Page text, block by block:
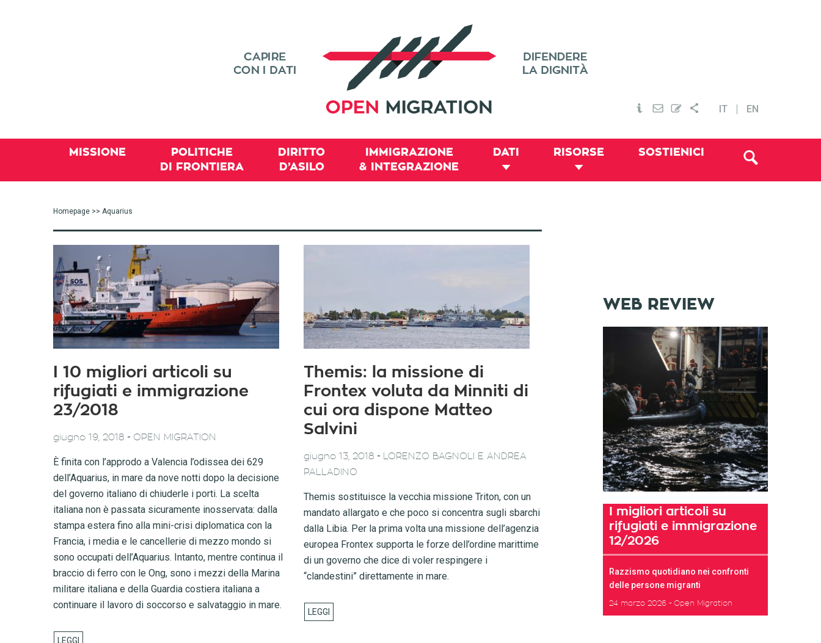
IT EN
MISSIONE
POLITICHE
DI FRONTIERA
DIRITTO
D’ASILO
IMMIGRAZIONE
& INTEGRAZIONE
DATI RISORSE SOSTIENICI
Homepage >> Aquarius
I 10 migliori articoli su
rifugiati e immigrazione
23/2018
giugno 19, 2018 - OPEN MIGRATION
È finita con l’approdo a Valencia l’odissea dei 629
dell’Aquarius, in mare da nove notti dopo la decisione
del governo italiano di chiuderle i porti. La scelta
italiana non è passata sicuramente inosservata: dalla
stampa estera fino alla mini-crisi diplomatica con la
Francia, i media e le cancellerie di mezzo mondo si
sono occupati dell’Aquarius. Intanto, mentre continua il
braccio di ferro con le Ong, sono i mezzi della Marina
militare italiana e della Guardia costiera italiana a
continuare il lavoro di soccorso e salvataggio in mare.
Themis: la missione di
Frontex voluta da Minniti di
cui ora dispone Matteo
Salvini
giugno 13, 2018 - LORENZO BAGNOLI E ANDREA
PALLADINO
Themis sostituisce la vecchia missione Triton, con un
mandato allargato e che poco si concentra sugli sbarchi
dalla Libia. Per la prima volta una missione dell’agenzia
europea Frontex supporta le forze dell’ordine marittime
di un governo che dice di voler respingere i
“clandestini” direttamente in mare.
WEB REVIEW
I migliori articoli su
rifugiati e immigrazione
12/2026
Razzismo quotidiano nei confronti
delle persone migranti
24 marzo 2026 Open Migration